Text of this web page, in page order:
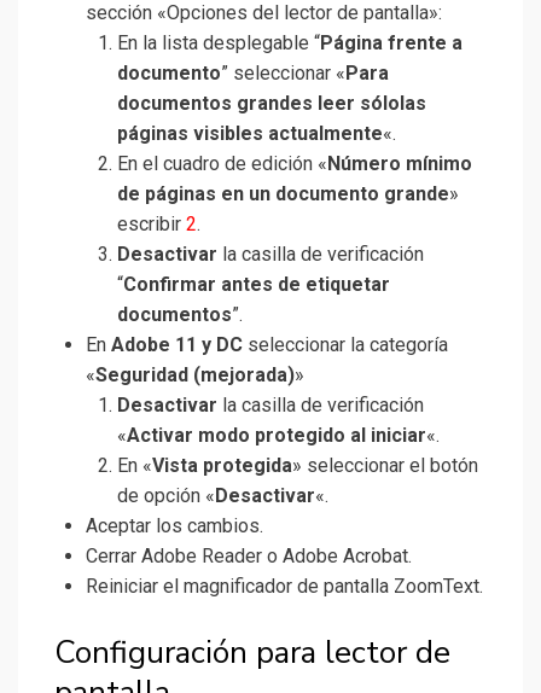
sección «Opciones del lector de pantalla»:
En la lista desplegable “Página frente a
documento” seleccionar « Para
documentos grandes leer sólolas
páginas visibles actualmente«.
En el cuadro de edición « Número mínimo
de páginas en un documento grande»
escribir 2.
Desactivar la casilla de verificación
“Confirmar antes de etiquetar
documentos”.
En Adobe 11 y DC seleccionar la categoría
«Seguridad (mejorada)»
Desactivar la casilla de verificación
«Activar modo protegido al iniciar«.
En «Vista protegida» seleccionar el botón
de opción « Desactivar«.
Aceptar los cambios.
Cerrar Adobe Reader o Adobe Acrobat.
Reiniciar el magnificador de pantalla ZoomText.
Configuración para lector de